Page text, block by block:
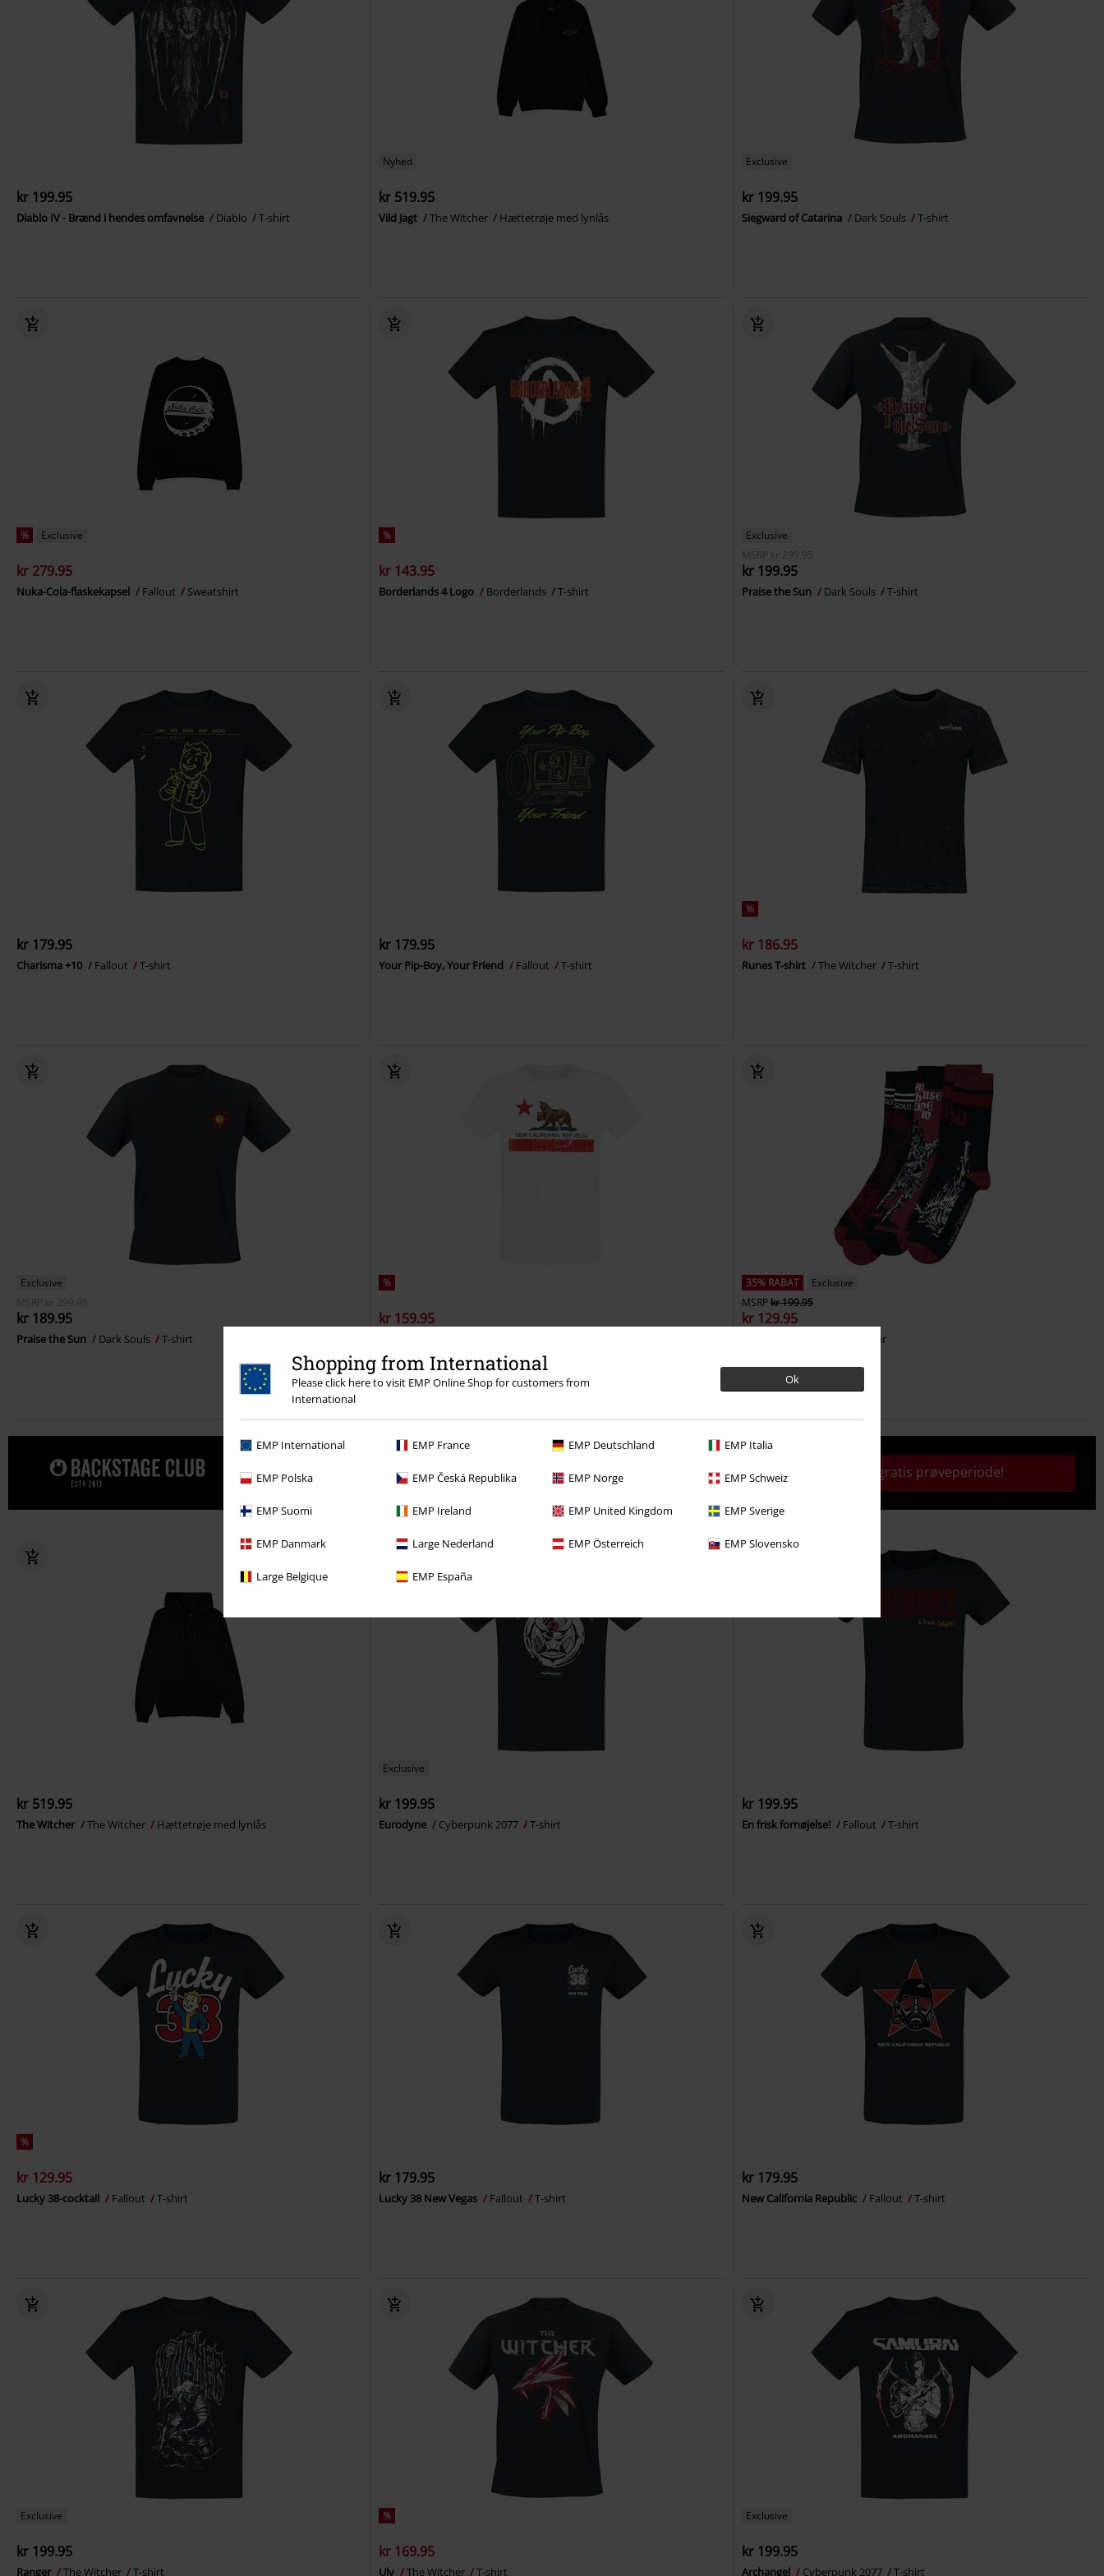
Shopping from International
Please click here to visit EMP Online Shop for customers from
International
Ok
EMP International EMP France EMP Deutschland EMP Italia
EMP Polska EMP Česká Republika EMP Norge EMP Schweiz
EMP Suomi EMP Ireland EMP United Kingdom EMP Sverige
EMP Danmark Large Nederland EMP Österreich EMP Slovensko
Large Belgique EMP España
kr 199.95
Diablo IV - Brænd i hendes omfavnelse Diablo T-shirt
Nyhed
kr 519.95
Vild Jagt The Witcher Hættetrøje med lynlås
Exclusive
kr 199.95
Siegward of Catarina Dark Souls T-shirt
% Exclusive
kr 279.95
Nuka-Cola-flaskekapsel Fallout Sweatshirt
%
kr 143.95
Borderlands 4 Logo Borderlands T-shirt
Exclusive
MSRP
kr 299.95
kr 199.95
Praise the Sun Dark Souls T-shirt
kr 179.95
Charisma +10 Fallout T-shirt
kr 179.95
Your Pip-Boy, Your Friend Fallout T-shirt
%
kr 186.95
Runes T-shirt The Witcher T-shirt
Exclusive
MSRP
kr 299.95
kr 189.95
Praise the Sun Dark Souls T-shirt
%
kr 159.95
35% RABAT
Exclusive
MSRPkr 199.95
kr 129.95
Sokker
CLUB
Aktivér din gratis prøveperiode!
kr 519.95
The Witcher The Witcher Hættetrøje med lynlås
Exclusive
kr 199.95
Eurodyne Cyberpunk 2077 T-shirt
kr 199.95
En frisk fornøjelse! Fallout T-shirt
%
kr 129.95
Lucky 38-cocktail Fallout T-shirt
kr 179.95
Lucky 38 New Vegas Fallout T-shirt
kr 179.95
New California Republic Fallout T-shirt
Exclusive
kr 199.95
Ranger The Witcher T-shirt
%
kr 169.95
Ulv The Witcher T-shirt
Exclusive
kr 199.95
Archangel Cyberpunk 2077 T-shirt